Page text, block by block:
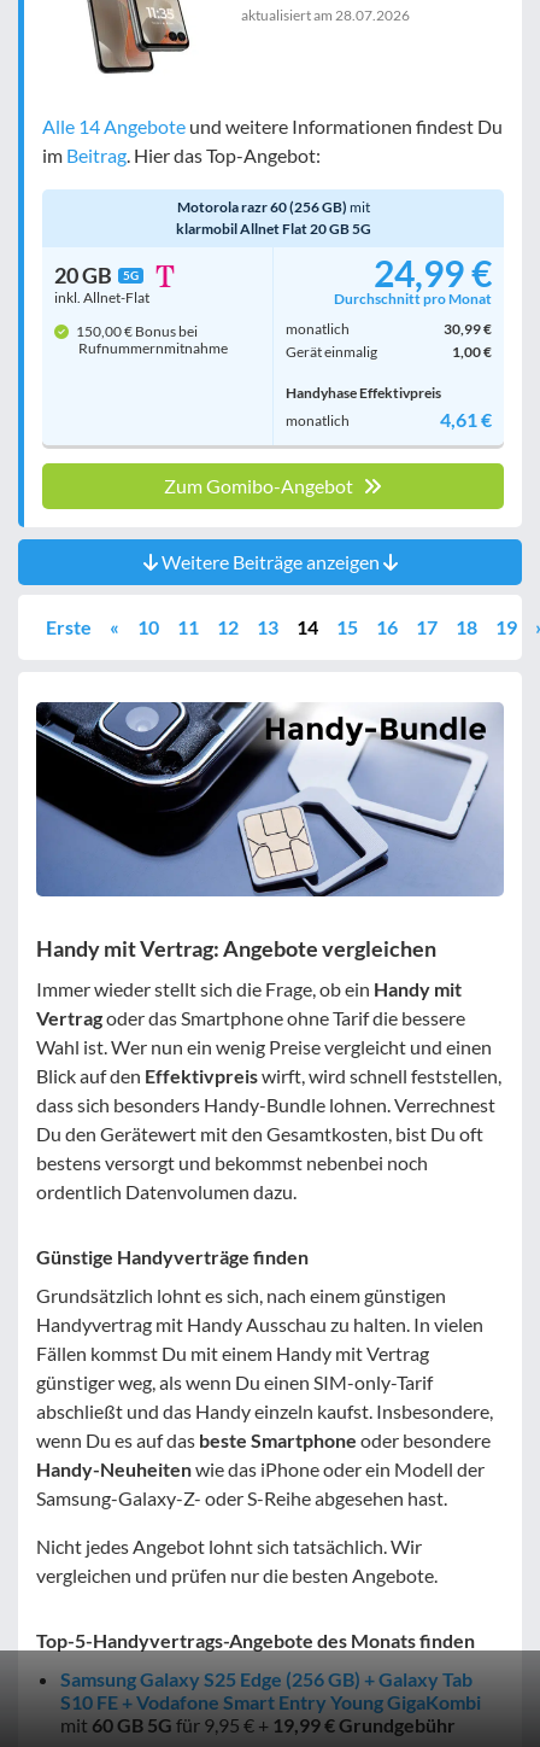
aktualisiert am 28.07.2026
Alle 14 Angebote und weitere Informationen findest Du
im Beitrag . Hier das Top-Angebot:
Motorola razr 60 (256 GB) mit
klarmobil Allnet Flat 20 GB 5G
20 GB 5G
inkl. Allnet-Flat
150,00 € Bonus bei
Rufnummern­mitnahme
24,99 €
Durchschnitt pro Monat
monatlich
30,99 €
Gerät einmalig
1,00 €
Handyhase Effektivpreis
monatlich
4,61 €
Zum Gomibo-Angebot
Weitere Beiträge anzeigen
Erste « 10 11 12 13 14 15 16 17 18 19
Handy mit Vertrag: Angebote vergleichen
Immer wieder stellt sich die Frage, ob ein Handy mit
Vertragoder das Smartphone ohne Tarif die bessere
Wahl ist. Wer nun ein wenig Preise vergleicht und einen
Blick auf den Effektivpreiswirft, wird schnell feststellen,
dass sich besonders Handy-Bundle lohnen. Verrechnest
Du den Gerätewert mit den Gesamtkosten, bist Du oft
bestens versorgt und bekommst nebenbei noch
ordentlich Datenvolumen dazu.
Günstige Handyverträge finden
Grundsätzlich lohnt es sich, nach einem günstigen
Handyvertrag mit Handy Ausschau zu halten. In vielen
Fällen kommst Du mit einem Handy mit Vertrag
günstiger weg, als wenn Du einen SIM-only-Tarif
abschließt und das Handy einzeln kaufst. Insbesondere,
wenn Du es auf das beste Smartphone oder besondere
Handy-Neuheitenwie das iPhone oder ein Modell der
Samsung-Galaxy-Z- oder S-Reihe abgesehen hast.
Nicht jedes Angebot lohnt sich tatsächlich. Wir
vergleichen und prüfen nur die besten Angebote.
Top-5-Handyvertrags-Angebote des Monats finden
Samsung Galaxy S25 Edge (256 GB) + Galaxy Tab
S10 FE + Vodafone Smart Entry Young GigaKombi
mit 60 GB 5G für 9,95 € + 19,99 € Grundgebühr